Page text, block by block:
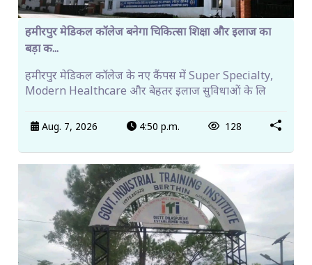
हमीरपुर मेडिकल कॉलेज बनेगा चिकित्सा शिक्षा और इलाज का
बड़ा क...
हमीरपुर मेडिकल कॉलेज के नए कैंपस में Super Specialty,
Modern Healthcare और बेहतर इलाज सुविधाओं के लि
Aug. 7, 2026 4:50 p.m. 128